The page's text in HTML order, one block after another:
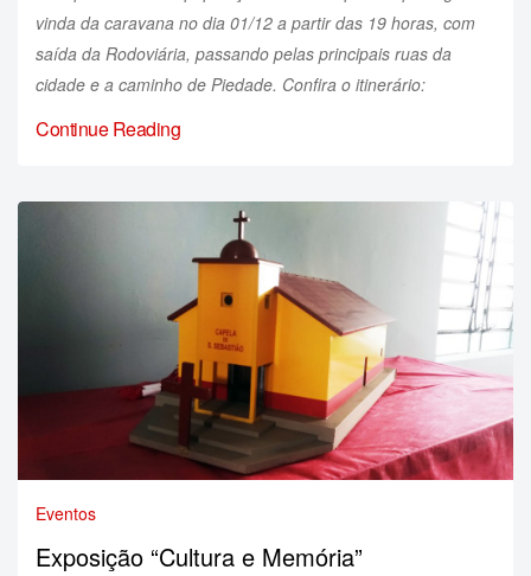
vinda da caravana no dia 01/12 a partir das 19 horas, com
saída da Rodoviária, passando pelas principais ruas da
cidade e a caminho de Piedade. Confira o itinerário:
Continue Reading
Eventos
Exposição “Cultura e Memória”